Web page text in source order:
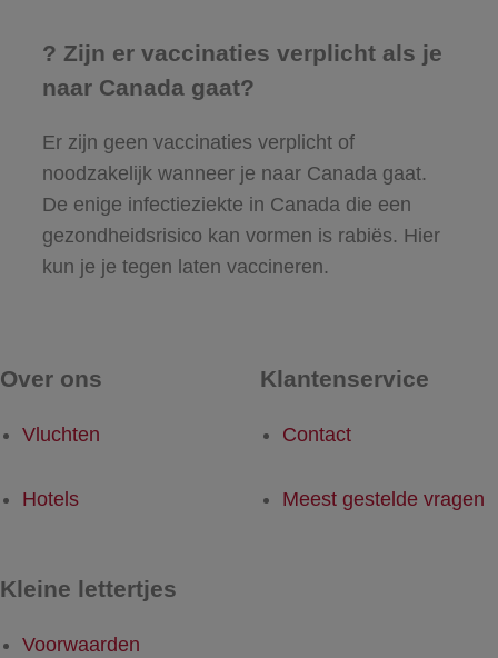
? Zijn er vaccinaties verplicht als je
naar Canada gaat?
Er zijn geen vaccinaties verplicht of
noodzakelijk wanneer je naar Canada gaat.
De enige infectieziekte in Canada die een
gezondheidsrisico kan vormen is rabiës. Hier
kun je je tegen laten vaccineren.
Over ons
Vluchten
Hotels
Klantenservice
Contact
Meest gestelde vragen
Kleine lettertjes
Voorwaarden